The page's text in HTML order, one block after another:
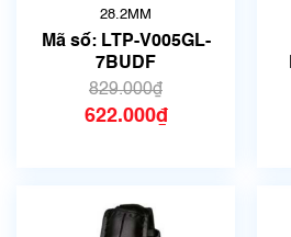
7BUDF
28.2MM
Mã số: LTP-V005GL-
7BUDF
829.000₫
622.000₫